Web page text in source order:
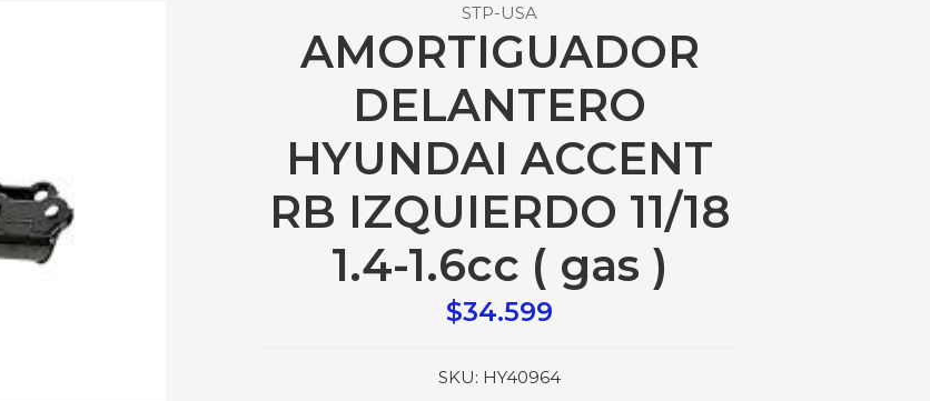
STP-USA
AMORTIGUADOR
DELANTERO
HYUNDAI ACCENT
RB IZQUIERDO 11/18
1.4-1.6cc ( gas )
$34.599
SKU: HY40964